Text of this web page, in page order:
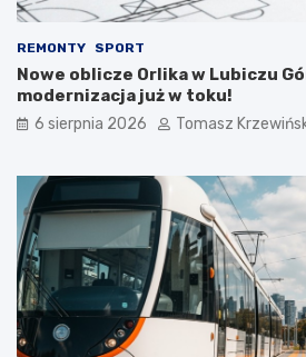
REMONTY SPORT
Nowe oblicze Orlika w Lubiczu
modernizacja już w toku!
6 sierpnia 2026 Tomasz